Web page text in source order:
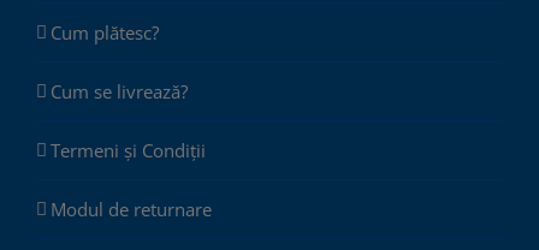
Cum plătesc?
Cum se livrează?
Termeni și Condiții
Modul de returnare